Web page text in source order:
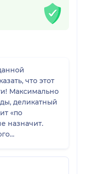
что этот
Максимально
деликатный
«по
назначит.
- вам к Рашиду